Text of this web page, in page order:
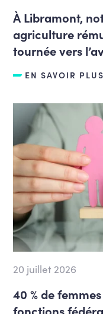
À Libramont,
agriculture
tournée vers
EN SAVOIR PLUS
20 juillet 2026
40 % de
fonctions